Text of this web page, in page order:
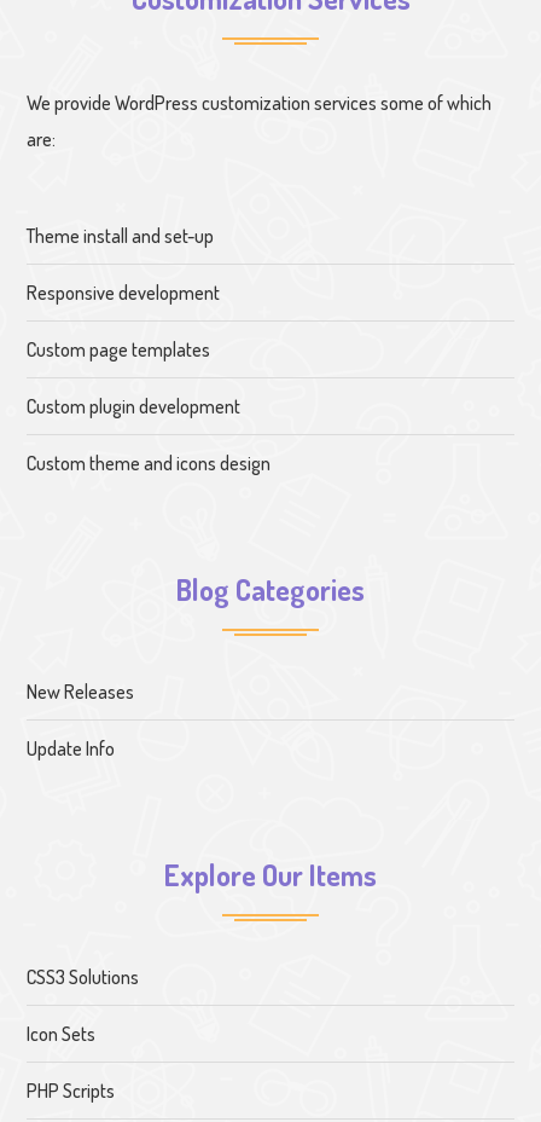
We provide WordPress customization services some of which
are:
Theme install and set-up
Responsive development
Custom page templates
Custom plugin development
Custom theme and icons design
Blog Categories
New Releases
Update Info
Explore Our Items
CSS3 Solutions
Icon Sets
PHP Scripts